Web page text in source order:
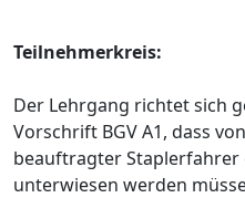
Teilnehmerkreis:
Der Lehrgang richtet sich
Vorschrift BGV A1, dass
beauftragter Staplerfahrer
unterwiesen werden